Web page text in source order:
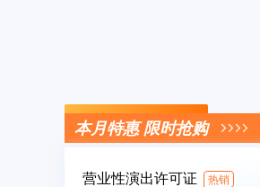
立即咨询
本月特惠 限时抢购
营业性演出许可证 热销